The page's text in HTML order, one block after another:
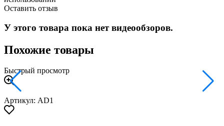
Оставить отзыв
У этого товара пока нет видеообзоров.
Похожие товары
Быстрый просмотр
Артикул: AD1